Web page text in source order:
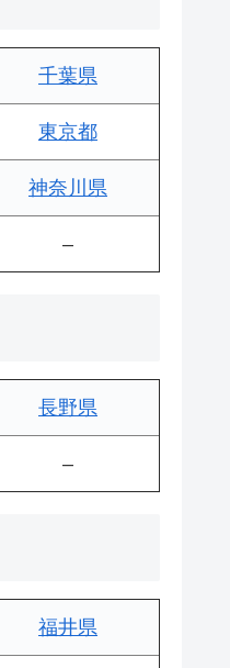
千葉県
東京都
神奈川県
–
長野県
–
福井県